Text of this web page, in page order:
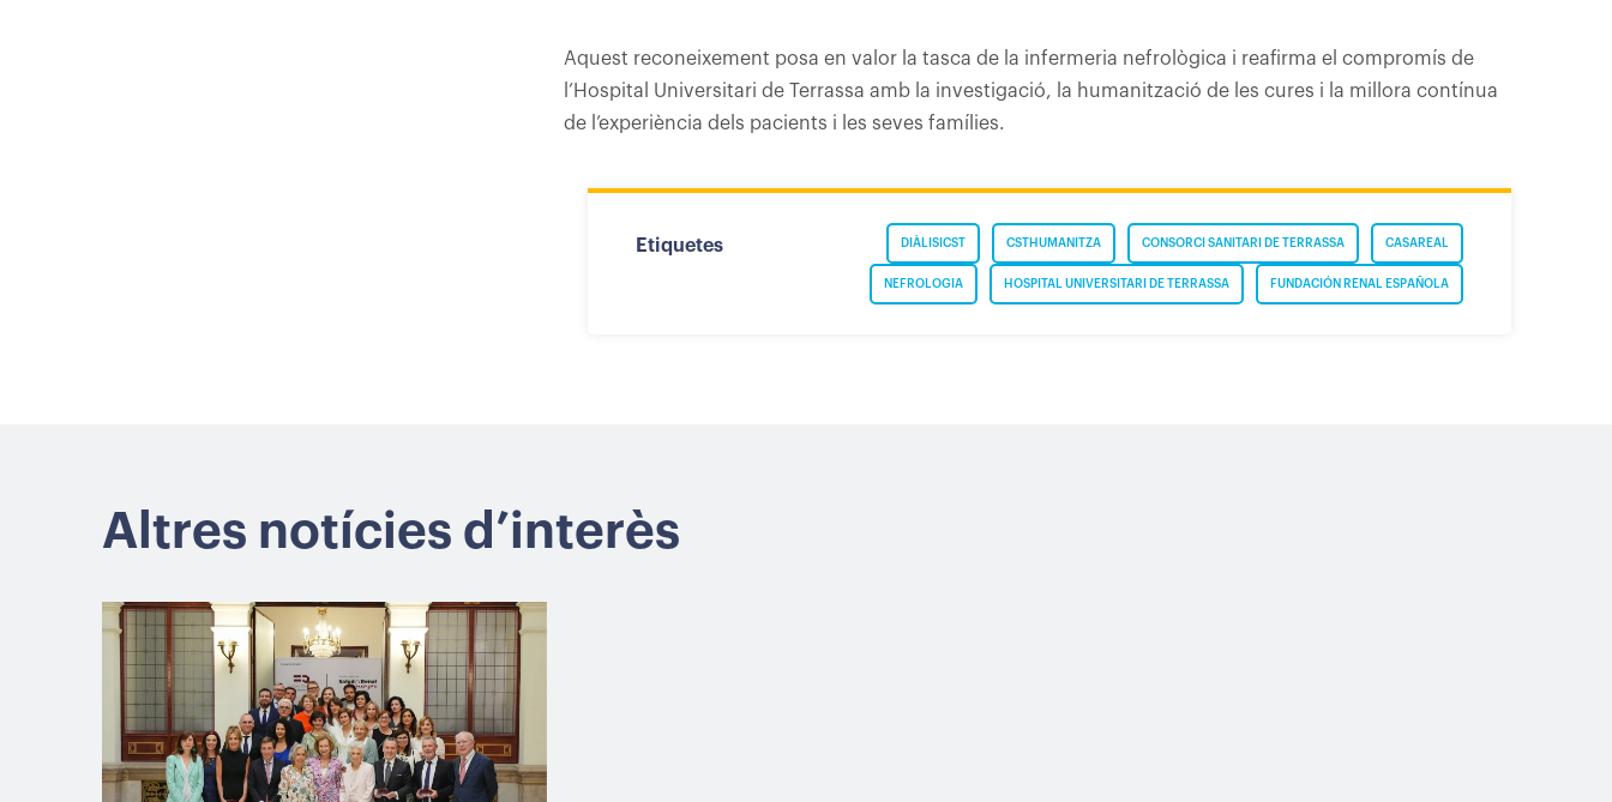
Aquest reconeixement posa en valor la tasca de la infermeria nefrològica i reafirma el compromís de
l’Hospital Universitari de Terrassa amb la investigació, la humanització de les cures i la millora contínua
de l’experiència dels pacients i les seves famílies.
Etiquetes CASAREAL
CONSORCI SANITARI DE TERRASSA
CSTHUMANITZA
DIÀLISICST
FUNDACIÓN RENAL ESPAÑOLA
HOSPITAL UNIVERSITARI DE TERRASSA
NEFROLOGIA
Altres notícies d’interès